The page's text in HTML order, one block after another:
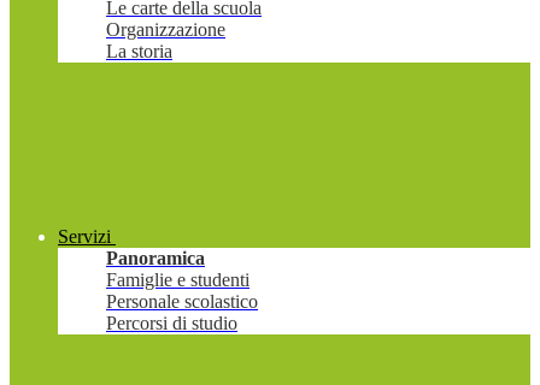
Le carte della scuola
Organizzazione
La storia
Servizi
Panoramica
Famiglie e studenti
Personale scolastico
Percorsi di studio